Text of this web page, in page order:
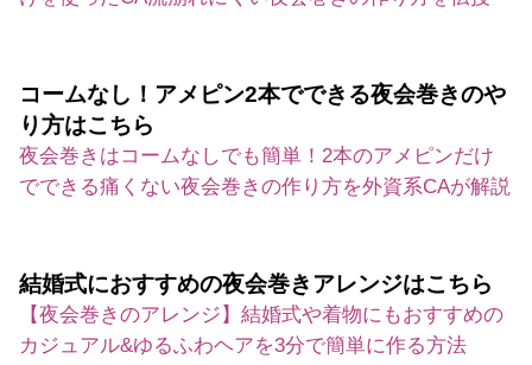
コームなし！アメピン2本でできる夜会巻きのや
り方はこちら
夜会巻きはコームなしでも簡単！2本のアメピンだけ
でできる痛くない夜会巻きの作り方を外資系CAが解説
結婚式におすすめの夜会巻きアレンジはこちら
【夜会巻きのアレンジ】結婚式や着物にもおすすめの
カジュアル&ゆるふわヘアを3分で簡単に作る方法